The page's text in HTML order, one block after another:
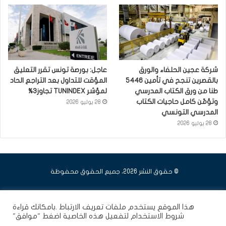
شركة عجين الحلفاء والورق
بالقصرين تنجح في تأمين 5446
طنا من ورق الكتاب المدرسي
وتؤمّن كامل حاجيات الكتاب
المدرسي التونسي
28 يوليو 2026
عاجل: بورصة تونس تقرر التعليق
المؤقت للتداول بعد التراجع الحاد
لمؤشر TUNINDEX تجاوز3%
28 يوليو 2026
© حقوق النشر 2026، جميع الحقوق محفوظة
هذا الموقع يستخدم ملفات تعريف الارتباط .بامكانك قراءة
شروط الاستخدام لتفعيل هذه الخاصية اضغط "موافق"